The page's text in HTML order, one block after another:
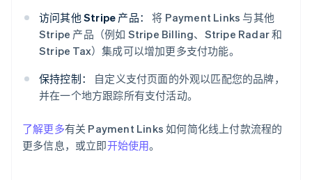
访问其他 Stripe 产品：
将 Payment Links 与其他
Stripe 产品（例如 Stripe Billing、Stripe Radar 和
Stripe Tax）集成可以增加更多支付功能。
保持控制：
自定义支付页面的外观以匹配您的品牌，
并在一个地方跟踪所有支付活动。
了解更多有关 Payment Links 如何简化线上付款流程的
更多信息，或立即开始使用。
English
爱沙尼亚
English
奥地利
澳大利亚
English
Português English
保加利亚
English